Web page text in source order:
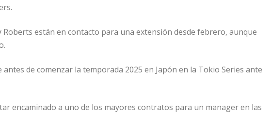
están en contacto para una extensión desde febrero, aunque
de comenzar la temporada 2025 en Japón en la Tokio Series ante
encaminado a uno de los mayores contratos para un manager en las